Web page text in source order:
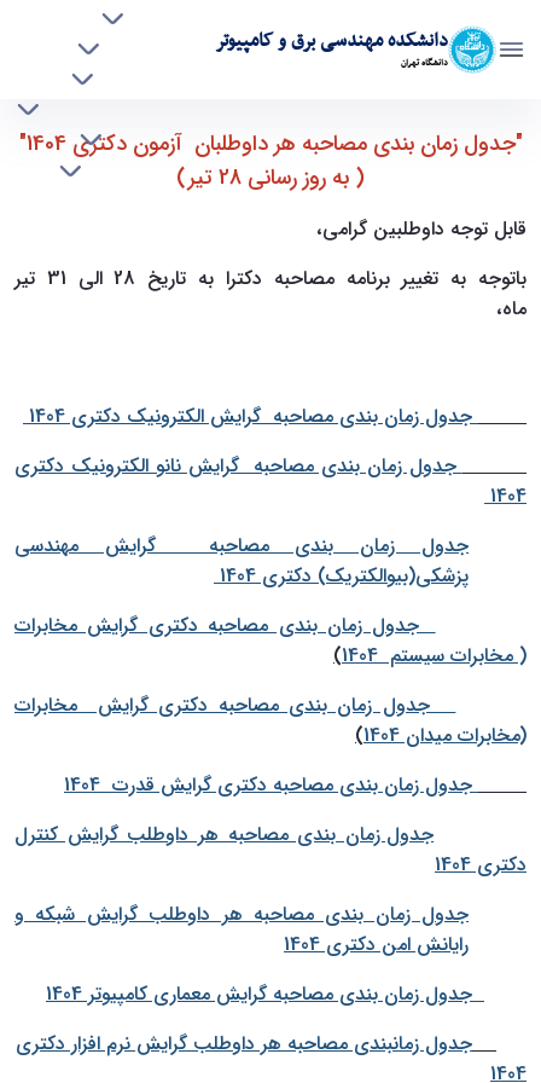
دانشکده مهندسی برق و کامپیوتر
دانشگاه تهران
خدمات
جدول زمان بندی مصاحبه هر داوطلب آزمون
"جدول زمان بندی مصاحبه هر داوطلبان آزمون دکتری 1404"
( به روز رسانی 28 تیر)
قابل توجه داوطلبین گرامی،
باتوجه به تغییر برنامه مصاحبه دکترا به تاریخ 28 الی 31 تیر
ماه،
جدول زمان بندی مصاحبه گرایش الکترونیک دکتری 1404
جدول زمان بندی مصاحبه گرایش نانو الکترونیک دکتری
1404
جدول زمان بندی مصاحبه گرایش مهندسی
پزشکی(بیوالکتریک) دکتری 1404
جدول زمان بندی مصاحبه دکتری گرایش مخابرات
( مخابرات سیستم 1404
)
جدول زمان بندی مصاحبه دکتری گرایش مخابرات
(مخابرات میدان 1404
)
جدول زمان بندی مصاحبه دکتری گرایش قدرت 1404
جدول زمان بندی مصاحبه هر داوطلب گرایش کنترل
دکتری 1404
جدول زمان بندی مصاحبه هر داوطلب گرایش شبکه و
رایانش امن دکتری 1404
جدول زمان بندی مصاحبه گرایش معماری کامپیوتر 1404
جدول زمانبندی مصاحبه هر داوطلب گرایش نرم افزار دکتری
1404